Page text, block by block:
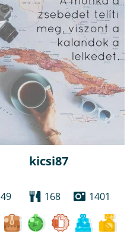
kicsi87
49 168 1401